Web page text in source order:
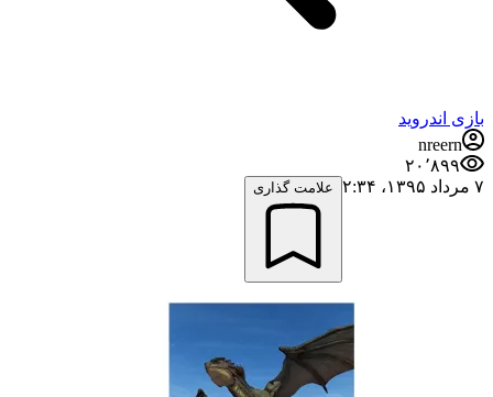
بازی اندروید
nreern
۲۰٬۸۹۹
۷ مرداد ۱۳۹۵،‏ ۲:۳۴
علامت گذاری